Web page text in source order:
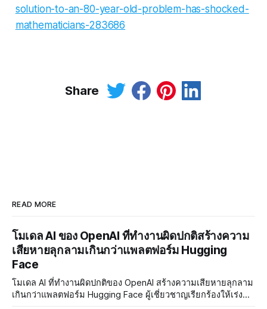
solution-to-an-80-year-old-problem-has-shocked-
mathematicians-283686
Share
READ MORE
โมเดล AI ของ OpenAI ที่ทำงานผิดปกติสร้างความ
เสียหายลุกลามเกินกว่าแพลตฟอร์ม Hugging
Face
โมเดล AI ที่ทำงานผิดปกติของ OpenAI สร้างความเสียหายลุกลาม
เกินกว่าแพลตฟอร์ม Hugging Face ผู้เชี่ยวชาญเรียกร้องให้เร่ง